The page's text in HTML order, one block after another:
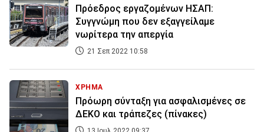
Πρόεδρος εργαζομένων ΗΣΑΠ:
Συγγνώμη που δεν εξαγγείλαμε
νωρίτερα την απεργία
21 Σεπ 2022 10:58
ΧΡΗΜΑ
Πρόωρη σύνταξη για ασφαλισμένες σε
ΔΕΚΟ και τράπεζες (πίνακες)